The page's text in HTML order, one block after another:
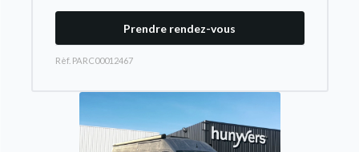
Prendre rendez-vous
Rèf. PARC00012467